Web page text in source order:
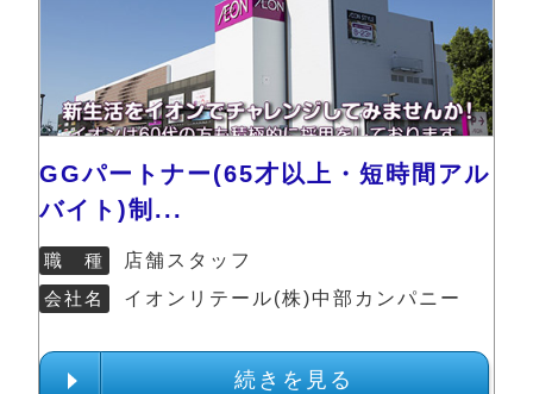
GGパートナー(65才以上・短時間アル
バイト)制...
職 種
店舗スタッフ
会社名
イオンリテール(株)中部カンパニー
続きを見る